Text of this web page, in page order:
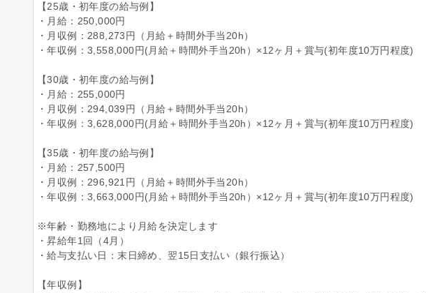
【25歳・初年度の給与例】
・⽉給：250,000円
・月収例：288,273円（月給＋時間外手当20h）
・年収例：3,558,000円(⽉給＋時間外手当20h）×12ヶ⽉＋賞与(初年度10万円程度)
【30歳・初年度の給与例】
・⽉給：255,000円
・月収例：294,039円（月給＋時間外手当20h）
・年収例：3,628,000円(⽉給＋時間外手当20h）×12ヶ⽉＋賞与(初年度10万円程度)
【35歳・初年度の給与例】
・⽉給：257,500円
・月収例：296,921円（月給＋時間外手当20h）
・年収例：3,663,000円(⽉給＋時間外手当20h）×12ヶ⽉＋賞与(初年度10万円程度)
※年齢・勤務地により月給を決定します
・昇給年1回（4月）
・給与支払い日：末日締め、翌15日支払い（銀行振込）
【年収例】